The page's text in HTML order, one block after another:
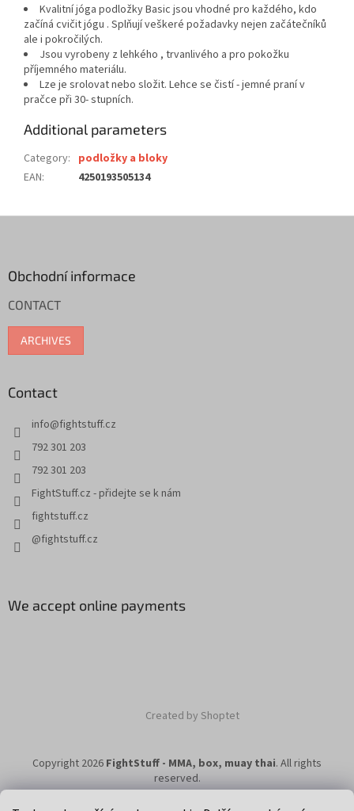
Kvalitní jóga podložky Basic jsou vhodné pro každého, kdo
začíná cvičit jógu . Splňují veškeré požadavky nejen začátečníků
ale i pokročilých.
Jsou vyrobeny z lehkého , trvanlivého a pro pokožku
příjemného materiálu.
Lze je srolovat nebo složit. Lehce se čistí - jemné praní v
pračce při 30- stupních.
Additional parameters
Category: podložky a bloky
EAN: 4250193505134
Obchodní informace
CONTACT
ARCHIVES
Contact
info@fightstuff.cz
792 301 203
792 301 203
FightStuff.cz - přidejte se k nám
fightstuff.cz
@fightstuff.cz
We accept online payments
Created by Shoptet
Copyright 2026 FightStuff - MMA, box, muay thai. All rights
reserved.